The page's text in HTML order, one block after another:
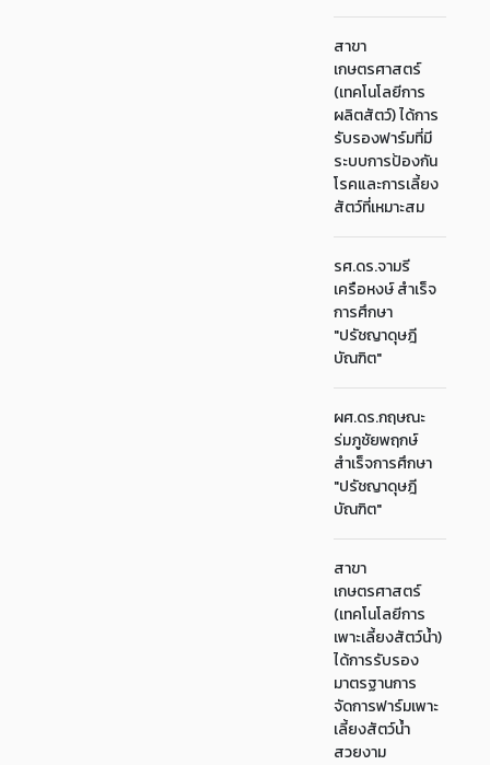
สาขา
เกษตรศาสตร์
(เทคโนโลยีการ
ผลิตสัตว์) ได้การ
รับรองฟาร์มที่มี
ระบบการป้องกัน
โรคและการเลี้ยง
สัตว์ที่เหมาะสม
รศ.ดร.จามรี
เครือหงษ์ สำเร็จ
การศึกษา
"ปรัชญาดุษฎี
บัณฑิต"
ผศ.ดร.กฤษณะ
ร่มภูชัยพฤกษ์
สำเร็จการศึกษา
"ปรัชญาดุษฎี
บัณฑิต"
สาขา
เกษตรศาสตร์
(เทคโนโลยีการ
เพาะเลี้ยงสัตว์น้ำ)
ได้การรับรอง
มาตรฐานการ
จัดการฟาร์มเพาะ
เลี้ยงสัตว์น้ำ
สวยงาม